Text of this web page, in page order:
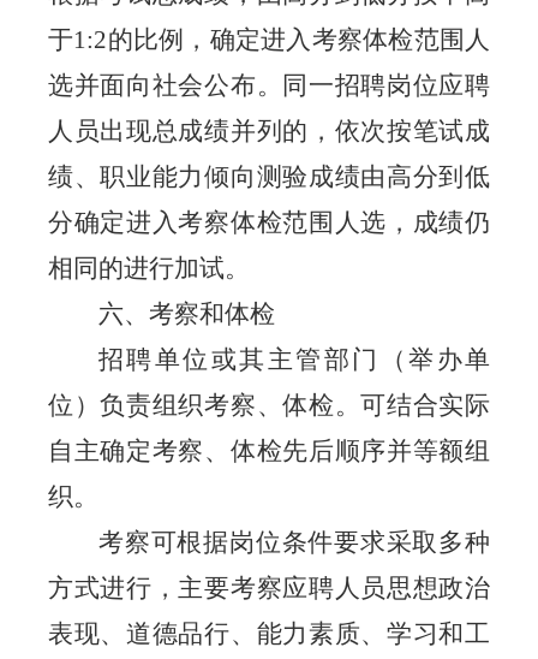
于1:2的比例，确定进入考察体检范围人
选并面向社会公布。同一招聘岗位应聘
人员出现总成绩并列的，依次按笔试成
绩、职业能力倾向测验成绩由高分到低
分确定进入考察体检范围人选，成绩仍
相同的进行加试。
六、考察和体检
招聘单位或其主管部门（举办单
位）负责组织考察、体检。可结合实际
自主确定考察、体检先后顺序并等额组
织。
考察可根据岗位条件要求采取多种
方式进行，主要考察应聘人员思想政治
表现、道德品行、能力素质、学习和工